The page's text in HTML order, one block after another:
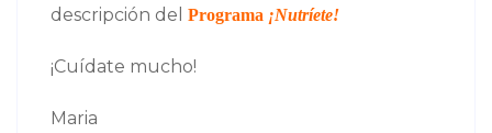
descripción del Programa ¡Nutríete!
¡Cuídate mucho!
Maria